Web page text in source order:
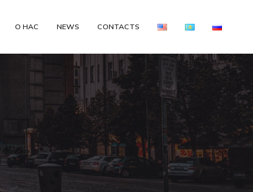
О НАС NEWS CONTACTS